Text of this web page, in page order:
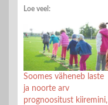
Loe veel:
Soomes väheneb laste
ja noorte arv
prognoositust kiiremini,